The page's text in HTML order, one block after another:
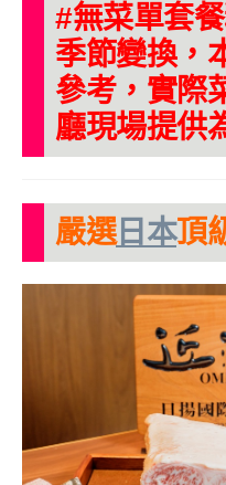
#無菜單套
季節變換，
參考，實際
廳現場提供
嚴選日本頂